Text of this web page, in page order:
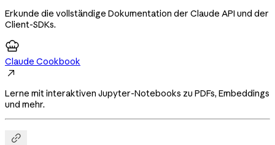
Erkunde die vollständige Dokumentation der Claude API und der
Client-SDKs.
Claude Cookbook

Lerne mit interaktiven Jupyter-Notebooks zu PDFs, Embeddings
und mehr.
